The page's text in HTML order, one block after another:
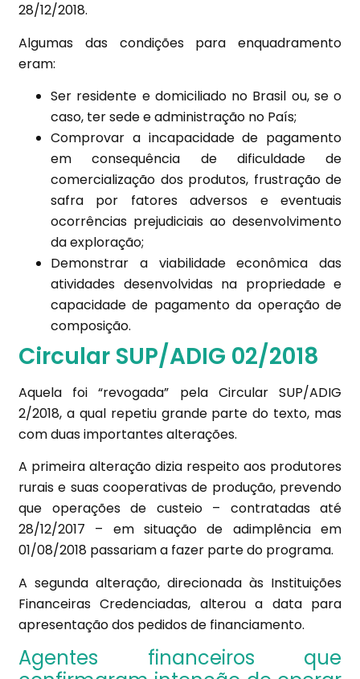
28/12/2018.
Algumas das condições para enquadramento
eram:
Ser residente e domiciliado no Brasil ou, se o
caso, ter sede e administração no País;
Comprovar a incapacidade de pagamento
em consequência de dificuldade de
comercialização dos produtos, frustração de
safra por fatores adversos e eventuais
ocorrências prejudiciais ao desenvolvimento
da exploração;
Demonstrar a viabilidade econômica das
atividades desenvolvidas na propriedade e
capacidade de pagamento da operação de
composição.
Circular SUP/ADIG 02/2018
Aquela foi “revogada” pela Circular SUP/ADIG
2/2018, a qual repetiu grande parte do texto, mas
com duas importantes alterações.
A primeira alteração dizia respeito aos produtores
rurais e suas cooperativas de produção, prevendo
que operações de custeio – contratadas até
28/12/2017 – em situação de adimplência em
01/08/2018 passariam a fazer parte do programa.
A segunda alteração, direcionada às Instituições
Financeiras Credenciadas, alterou a data para
apresentação dos pedidos de financiamento.
Agentes financeiros que